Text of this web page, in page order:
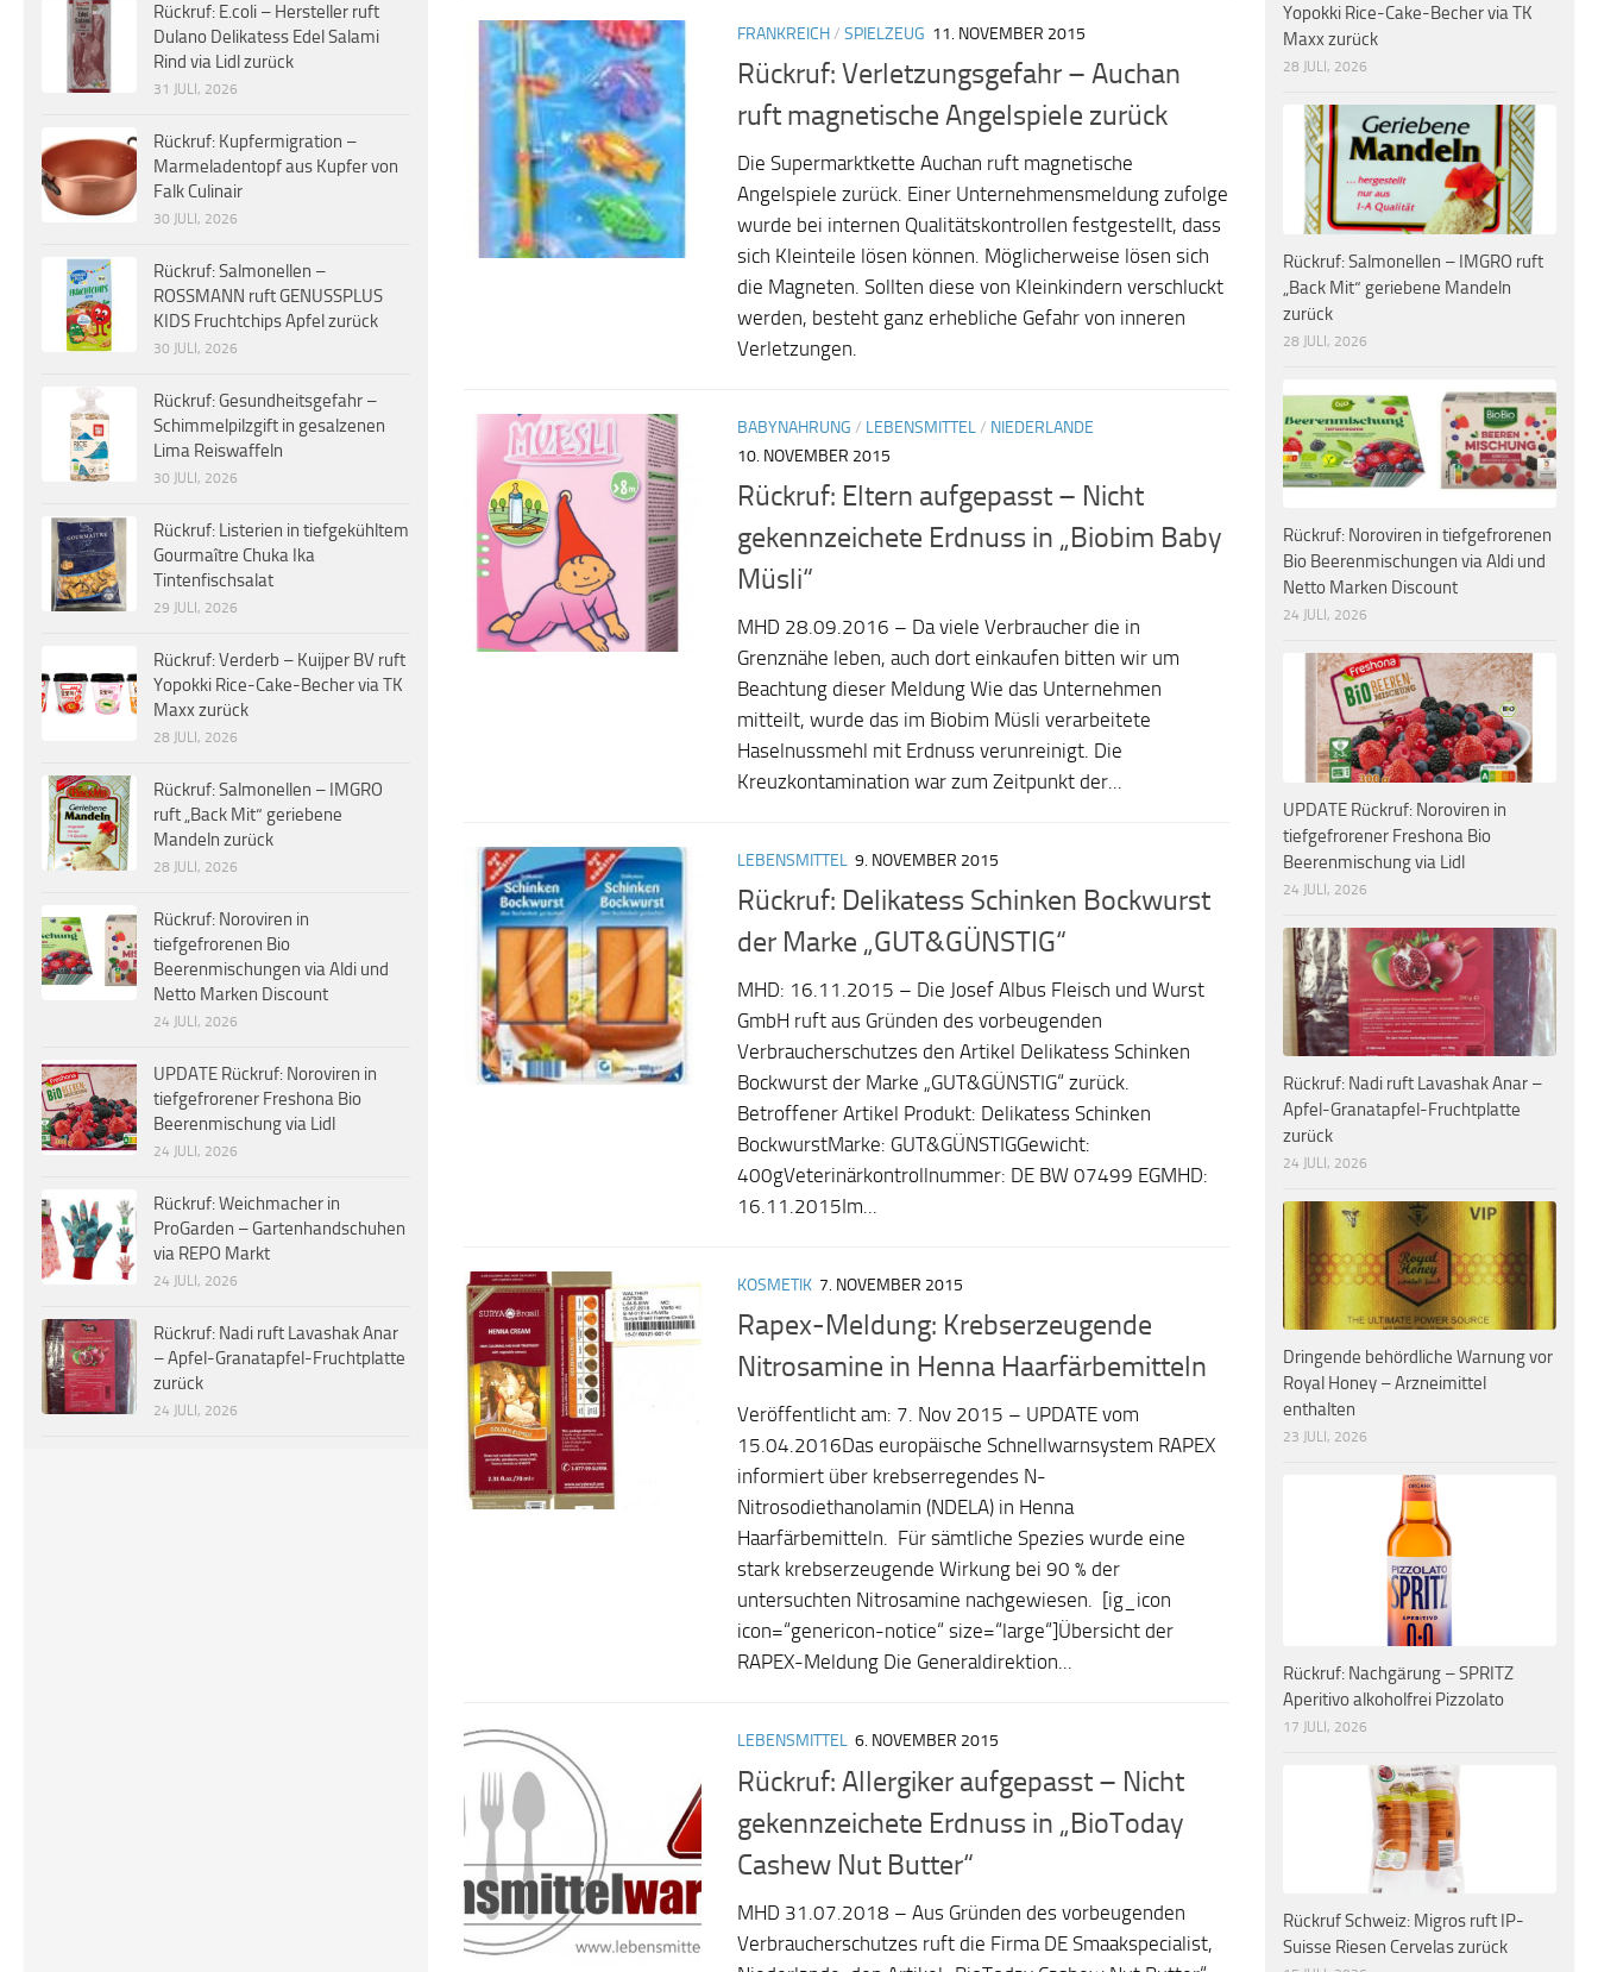
FRANKREICH/ SPIELZEUG 11. NOVEMBER 2015
Rückruf: Verletzungsgefahr – Auchan
ruft magnetische Angelspiele zurück
Die Supermarktkette Auchan ruft magnetische
Angelspiele zurück. Einer Unternehmensmeldung zufolge
wurde bei internen Qualitätskontrollen festgestellt, dass
sich Kleinteile lösen können. Möglicherweise lösen sich
die Magneten. Sollten diese von Kleinkindern verschluckt
werden, besteht ganz erhebliche Gefahr von inneren
Verletzungen.
BABYNAHRUNG / LEBENSMITTEL/ NIEDERLANDE
10. NOVEMBER 2015
Rückruf: Eltern aufgepasst – Nicht
gekennzeichete Erdnuss in „Biobim Baby
Müsli“
MHD 28.09.2016 – Da viele Verbraucher die in
Grenznähe leben, auch dort einkaufen bitten wir um
Beachtung dieser Meldung Wie das Unternehmen
mitteilt, wurde das im Biobim Müsli verarbeitete
Haselnussmehl mit Erdnuss verunreinigt. Die
Kreuzkontamination war zum Zeitpunkt der...
LEBENSMITTEL 9. NOVEMBER 2015
Rückruf: Delikatess Schinken Bockwurst
der Marke „GUT&GÜNSTIG“
MHD: 16.11.2015 – Die Josef Albus Fleisch und Wurst
GmbH ruft aus Gründen des vorbeugenden
Verbraucherschutzes den Artikel Delikatess Schinken
Bockwurst der Marke „GUT&GÜNSTIG“ zurück.
Betroffener Artikel Produkt: Delikatess Schinken
BockwurstMarke: GUT&GÜNSTIGGewicht:
400gVeterinärkontrollnummer: DE BW 07499 EGMHD:
16.11.2015Im...
KOSMETIK 7. NOVEMBER 2015
Rapex-Meldung: Krebserzeugende
Nitrosamine in Henna Haarfärbemitteln
Veröffentlicht am: 7. Nov 2015 – UPDATE vom
15.04.2016Das europäische Schnellwarnsystem RAPEX
informiert über krebserregendes N-
Nitrosodiethanolamin (NDELA) in Henna
Haarfärbemitteln. Für sämtliche Spezies wurde eine
stark krebserzeugende Wirkung bei 90 % der
untersuchten Nitrosamine nachgewiesen. [ig_icon
icon=“genericon-notice“ size=“large“]Übersicht der
RAPEX-Meldung Die Generaldirektion...
LEBENSMITTEL 6. NOVEMBER 2015
Rückruf: Allergiker aufgepasst – Nicht
gekennzeichete Erdnuss in „BioToday
Cashew Nut Butter“
MHD 31.07.2018 – Aus Gründen des vorbeugenden
Verbraucherschutzes ruft die Firma DE Smaakspecialist,
Rückruf: E.coli – Hersteller ruft
Dulano Delikatess Edel Salami
Rind via Lidl zurück
31 JULI, 2026
Rückruf: Kupfermigration –
Marmeladentopf aus Kupfer von
Falk Culinair
30 JULI, 2026
Rückruf: Salmonellen –
ROSSMANN ruft GENUSSPLUS
KIDS Fruchtchips Apfel zurück
30 JULI, 2026
Rückruf: Gesundheitsgefahr –
Schimmelpilzgift in gesalzenen
Lima Reiswaffeln
30 JULI, 2026
Rückruf: Listerien in tiefgekühltem
Gourmaître Chuka Ika
Tintenfischsalat
29 JULI, 2026
Rückruf: Verderb – Kuijper BV ruft
Yopokki Rice-Cake-Becher via TK
Maxx zurück
28 JULI, 2026
Rückruf: Salmonellen – IMGRO
ruft „Back Mit“ geriebene
Mandeln zurück
28 JULI, 2026
Rückruf: Noroviren in
tiefgefrorenen Bio
Beerenmischungen via Aldi und
Netto Marken Discount
24 JULI, 2026
UPDATE Rückruf: Noroviren in
tiefgefrorener Freshona Bio
Beerenmischung via Lidl
24 JULI, 2026
Rückruf: Weichmacher in
ProGarden – Gartenhandschuhen
via REPO Markt
24 JULI, 2026
Rückruf: Nadi ruft Lavashak Anar
– Apfel-Granatapfel-Fruchtplatte
zurück
24 JULI, 2026
Yopokki Rice-Cake-Becher via TK
Maxx zurück
28 JULI, 2026
Rückruf: Salmonellen – IMGRO ruft
„Back Mit“ geriebene Mandeln
zurück
28 JULI, 2026
Rückruf: Noroviren in tiefgefrorenen
Bio Beerenmischungen via Aldi und
Netto Marken Discount
24 JULI, 2026
UPDATE Rückruf: Noroviren in
tiefgefrorener Freshona Bio
Beerenmischung via Lidl
24 JULI, 2026
Rückruf: Nadi ruft Lavashak Anar –
Apfel-Granatapfel-Fruchtplatte
zurück
24 JULI, 2026
Dringende behördliche Warnung vor
Royal Honey – Arzneimittel
enthalten
23 JULI, 2026
Rückruf: Nachgärung – SPRITZ
Aperitivo alkoholfrei Pizzolato
17 JULI, 2026
Rückruf Schweiz: Migros ruft IP-
Suisse Riesen Cervelas zurück